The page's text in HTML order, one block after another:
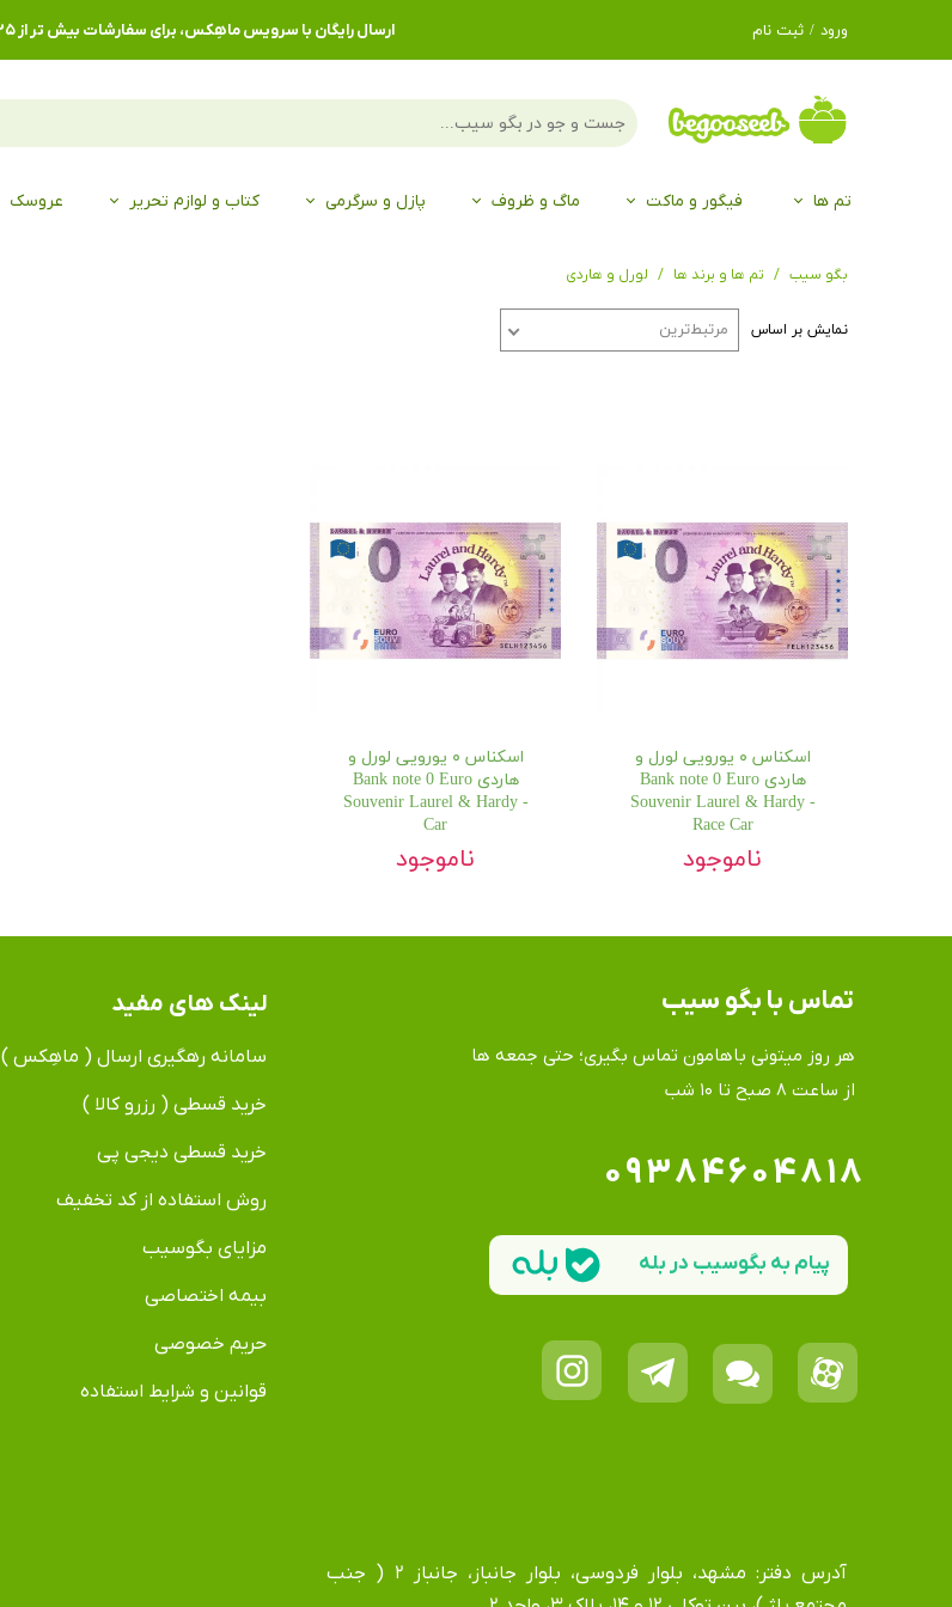
ورود / ثبت نام
حساب کاربری من
تغییر گذر واژه
خروج از حساب
ارسال رایگان با سرویس ماهِکس، برای سفارشات بیش تر از ۲۵ میلیون تومان
تم ها فیگور و ماکت ماگ و ظروف پازل و سرگرمی کتاب و لوازم تحریر عروسک
بگو سیب تم ها و برند ها لورل و هاردی
نمایش بر اساس مرتبط‌ترین
اسکناس ۰ یورویی لورل و
هاردی Bank note 0 Euro
Souvenir Laurel & Hardy -
Race Car
ناموجود
اسکناس ۰ یورویی لورل و
هاردی Bank note 0 Euro
Souvenir Laurel & Hardy -
Car
ناموجود
هر روز میتونی باهامون تماس بگیری؛ حتی جمعه ها
​​​​​​​از ساعت ۸ صبح تا ۱۰ شب
تماس​​​​​​​ با بگو سیب لینک های مفید
سامانه رهگیری ارسال ( ماهِکس )
خرید قسطی ( رزرو کالا )
خرید قسطی دیجی پی
روش استفاده از کد تخفیف
مزایای بگوسیب
بیمه اختصاصی
حریم خصوصی
قوانین و شرایط استفاده
۰۹۳۸۴۶۰۴۸۱۸
آدرس دفتر: مشهد، بلوار فردوسی، بلوار جانباز، جانباز ۲ ( جنب
پیام به بگوسیب در بله